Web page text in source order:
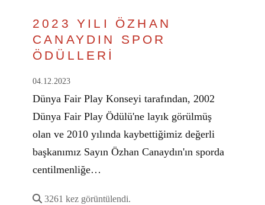
2023 YILI ÖZHAN
CANAYDIN SPOR
ÖDÜLLERİ
04.12.2023
Dünya Fair Play Konseyi tarafından, 2002
Dünya Fair Play Ödülü'ne layık görülmüş
olan ve 2010 yılında kaybettiğimiz değerli
başkanımız Sayın Özhan Canaydın'ın sporda
centilmenliğe…
3261 kez görüntülendi.